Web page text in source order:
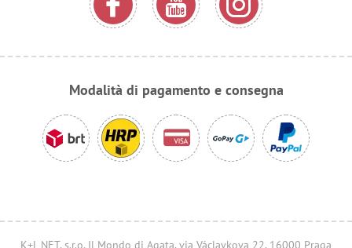
Modalità di pagamento e consegna
K+L NET, s.r.o. Il Mondo di Agata, via Václavkova 22, 16000 Praga